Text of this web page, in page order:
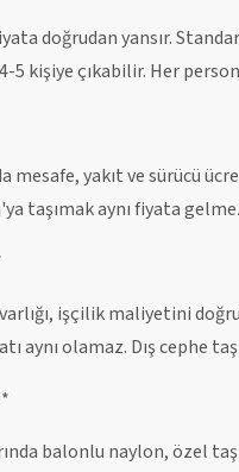
doğrudan yansır.
5 kişiye çıkabilir. Her
mesafe, yakıt ve sürücü
taşımak aynı fiyata
varlığı, işçilik maliyetini
aynı olamaz. Dış cephe
balonlu naylon, özel